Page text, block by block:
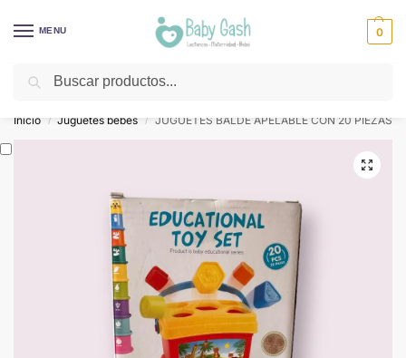
MENU 0
¡Descuentos todos los días! ⚡ Baby Gash
Inicio / Juguetes bebes / JUGUETES BALDE APELABLE CON 20 PIEZAS